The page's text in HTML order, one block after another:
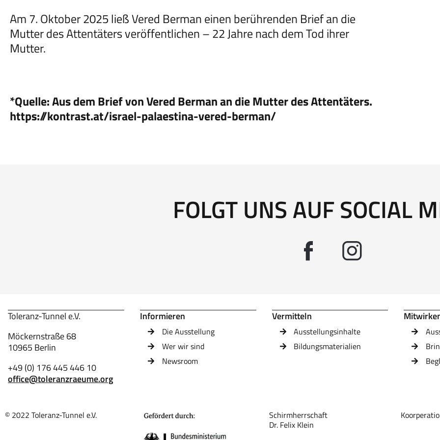
Am 7. Oktober 2025 ließ Vered Berman einen berührenden Brief an die
Mutter des Attentäters veröffentlichen – 22 Jahre nach dem Tod ihrer
Mutter.
*Quelle: Aus dem Brief von Vered Berman an die Mutter des Attentäters.
https://kontrast.at/israel-palaestina-vered-berman/
FOLGT UNS AUF SOCIAL
Toleranz-Tunnel e.V.
Möckernstraße 68
10965 Berlin
+49 (0) 176 445 446 10
office@toleranzraeume.org
Informieren
Die Ausstellung
Wer wir sind
Newsroom
Vermitteln
Ausstellungsinhalte
Bildungsmaterialien
© 2022 Toleranz-Tunnel e.V.
Schirmherrschaft
Dr. Felix Klein